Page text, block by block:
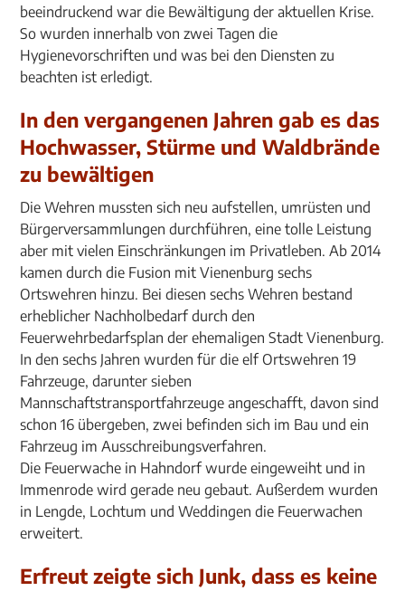
beeindruckend war die Bewältigung der aktuellen Krise.
So wurden innerhalb von zwei Tagen die
Hygienevorschriften und was bei den Diensten zu
beachten ist erledigt.
In den vergangenen Jahren gab es das
Hochwasser, Stürme und Waldbrände
zu bewältigen
Die Wehren mussten sich neu aufstellen, umrüsten und
Bürgerversammlungen durchführen, eine tolle Leistung
aber mit vielen Einschränkungen im Privatleben. Ab 2014
kamen durch die Fusion mit Vienenburg sechs
Ortswehren hinzu. Bei diesen sechs Wehren bestand
erheblicher Nachholbedarf durch den
Feuerwehrbedarfsplan der ehemaligen Stadt Vienenburg.
In den sechs Jahren wurden für die elf Ortswehren 19
Fahrzeuge, darunter sieben
Mannschaftstransportfahrzeuge angeschafft, davon sind
schon 16 übergeben, zwei befinden sich im Bau und ein
Fahrzeug im Ausschreibungsverfahren.
Die Feuerwache in Hahndorf wurde eingeweiht und in
Immenrode wird gerade neu gebaut. Außerdem wurden
in Lengde, Lochtum und Weddingen die Feuerwachen
erweitert.
Erfreut zeigte sich Junk, dass es keine